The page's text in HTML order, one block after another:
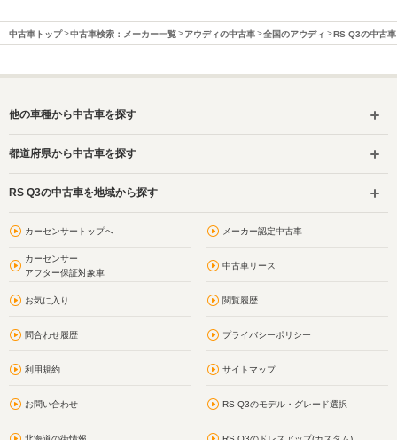
中古車トップ 中古車検索：メーカー一覧 アウディの中古車 全国のアウディ RS Q3の中古車
他の車種から中古車を探す
都道府県から中古車を探す
RS Q3の中古車を地域から探す
カーセンサートップへ メーカー認定中古車
カーセンサー
アフター保証対象車
中古車リース
お気に入り 閲覧履歴
問合わせ履歴 プライバシーポリシー
利用規約 サイトマップ
お問い合わせ RS Q3のモデル・グレード選択